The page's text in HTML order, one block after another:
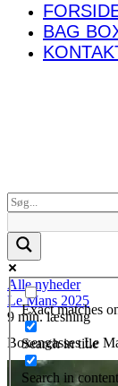
BAG
Exact matches
Search in title
Search in content
Alle nyheder
Le Mans 2025
9 min. læsning
Boxengasses Le